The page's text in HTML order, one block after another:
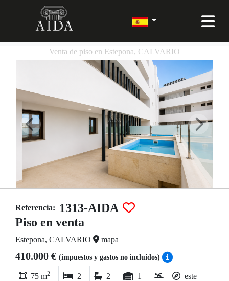
Venta de piso en Estepona, CALVARIO
Referencia:
1313-AIDA
Piso en venta
Estepona, CALVARIO mapa
410.000 € (impuestos y gastos no incluídos)
75 m2 2 2 1 este